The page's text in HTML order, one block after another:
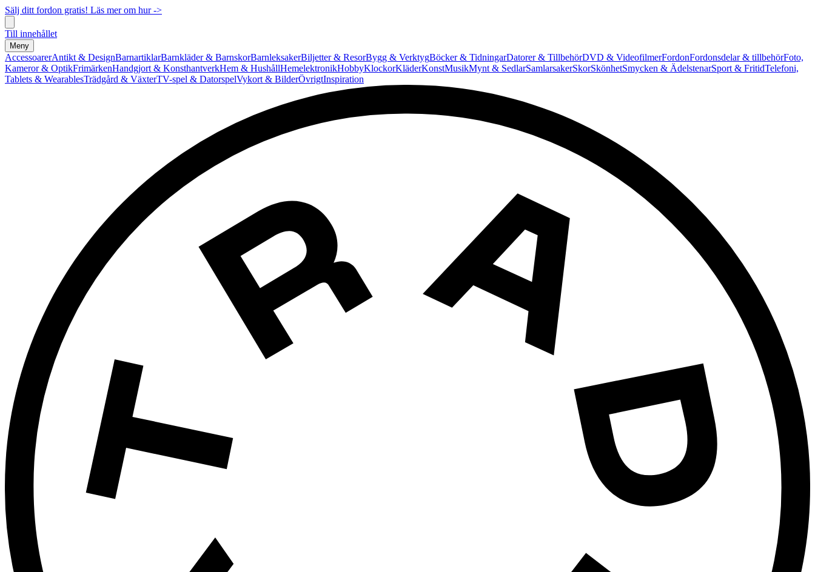
Sälj ditt fordon gratis! Läs mer om hur ->
Till innehållet
Meny
AccessoarerAntikt & DesignBarnartiklarBarnkläder & BarnskorBarnleksakerBiljetter & ResorBygg & VerktygBöcker & TidningarDatorer & TillbehörDVD & VideofilmerFordonFordonsdelar & tillbehörFoto,
Kameror & OptikFrimärkenHandgjort & KonsthantverkHem & HushållHemelektronikHobbyKlockorKläderKonstMusikMynt & SedlarSamlarsakerSkorSkönhetSmycken & ÄdelstenarSport & FritidTelefoni,
Tablets & WearablesTrädgård & VäxterTV-spel & DatorspelVykort & BilderÖvrigtInspiration